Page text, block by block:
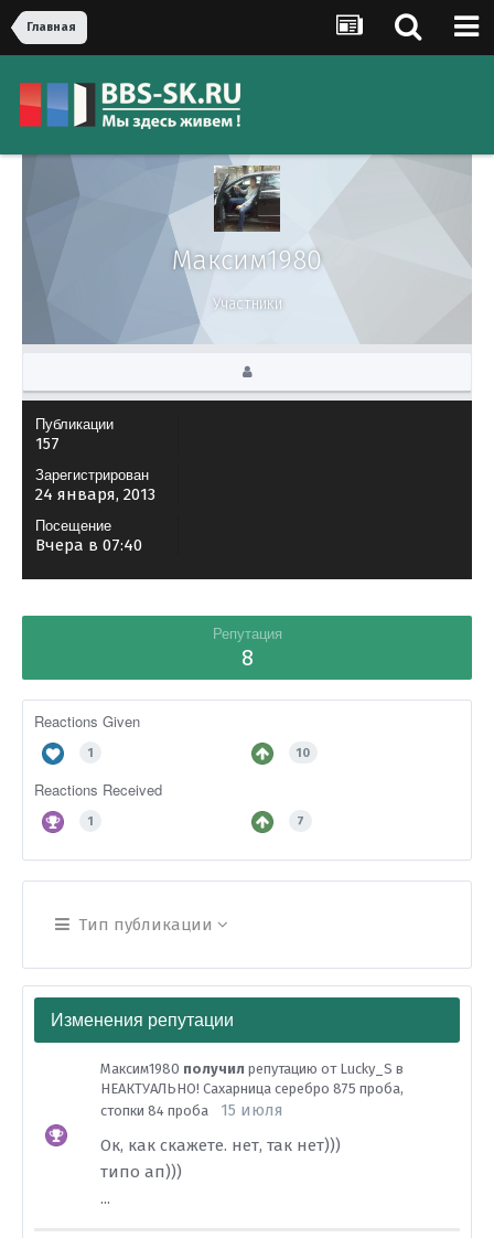
Главная
Максим1980
Участники
Публикации
157
Зарегистрирован
24 января, 2013
Посещение
Вчера в 07:40
Репутация
8
Reactions Given
1 10
Reactions Received
1 7
Тип публикации
Изменения репутации
Максим1980 получил репутацию от Lucky_S в
НЕАКТУАЛЬНО! Сахарница серебро 875 проба,
стопки 84 проба
15 июля
Ок, как скажете. нет, так нет)))
типо ап)))
...